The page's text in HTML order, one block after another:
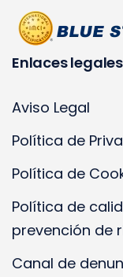
Enlaces legales
Aviso Legal
Política de
Política de
Política de
prevención de
Canal de